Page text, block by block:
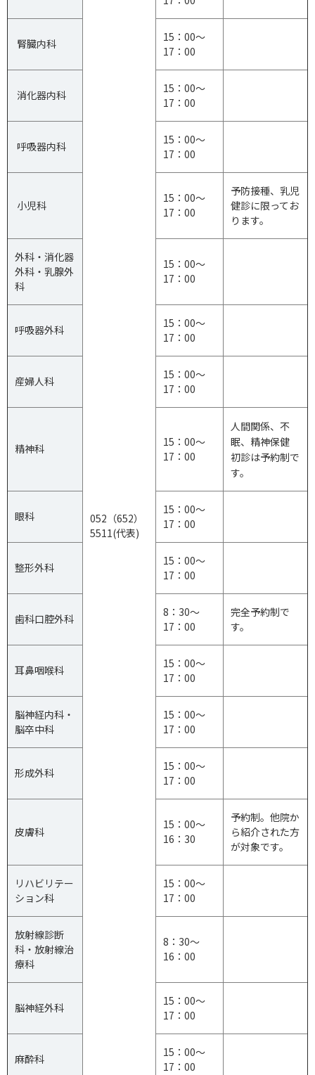
052（652）
5511(代表)
腎臓内科
15：00～
17：00
消化器内科
15：00～
17：00
呼吸器内科
15：00～
17：00
小児科
15：00～
17：00
予防接種、乳児
健診に限ってお
ります。
外科・消化器
外科・乳腺外
科
15：00～
17：00
呼吸器外科
15：00～
17：00
産婦人科
15：00～
17：00
精神科
15：00～
17：00
人間関係、不
眠、精神保健
初診は予約制で
す。
眼科
15：00～
17：00
整形外科
15：00～
17：00
歯科口腔外科
8：30～
17：00
完全予約制で
す。
耳鼻咽喉科
15：00～
17：00
脳神経内科・
脳卒中科
15：00～
17：00
形成外科
15：00～
17：00
皮膚科
15：00～
16：30
予約制。他院か
ら紹介された方
が対象です。
リハビリテー
ション科
15：00～
17：00
放射線診断
科・放射線治
療科
8：30～
16：00
脳神経外科
15：00～
17：00
麻酔科
15：00～
17：00